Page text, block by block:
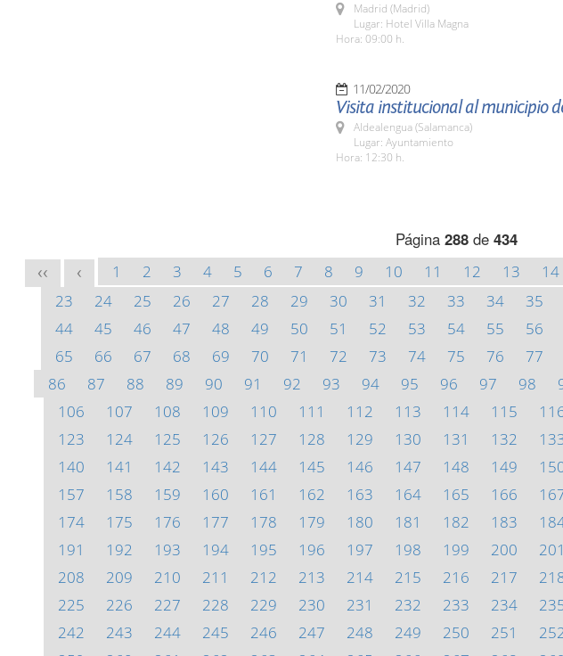
Madrid (Madrid)
Lugar: Hotel Villa Magna
Hora: 09:00 h.
11/02/2020
Visita institucional al municipio
Aldealengua (Salamanca)
Lugar: Ayuntamiento
Hora: 12:30 h.
Página 288de 434
<< < 1 2 3 4 5 6 7 8 9 10 11 12 13 14
23
24 25 26 27 28 29 30 31 32 33 34 35
44
45 46 47 48 49 50 51 52 53 54 55 56
65
66 67 68 69 70 71 72 73 74 75 76 77
86
87 88 89 90 91 92 93 94 95 96 97 98
106
107 108 109 110 111 112 113 114 115
123
124 125 126 127 128 129 130 131 132
140
141 142 143 144 145 146 147 148 149
157
158 159 160 161 162 163 164 165 166
174
175 176 177 178 179 180 181 182 183
191
192 193 194 195 196 197 198 199 200 201
208
209 210 211 212 213 214 215 216 217
225
226 227 228 229 230 231 232 233 234
242
243 244 245 246 247 248 249 250 251